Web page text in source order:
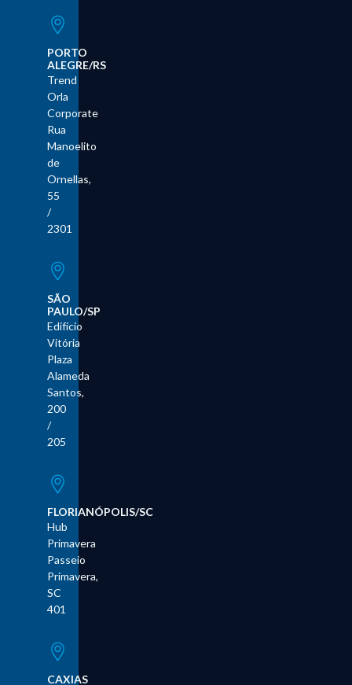
PORTO
ALEGRE/RS
Trend
Orla
Corporate
Rua
Manoelito
de
Ornellas,
55
/
2301
SÃO
PAULO/SP
Edifício
Vitória
Plaza
Alameda
Santos,
200
/
205
FLORIANÓPOLIS/SC
Hub
Primavera
Passeio
Primavera,
SC
401
CAXIAS